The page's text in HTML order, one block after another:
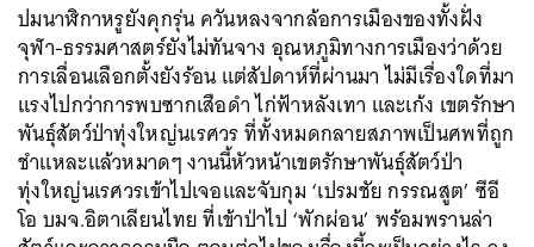
ปมนาฬิกาหรูยังคุกรุ่น ควันหลงจากล้อการเมืองของทั้งฝั่ง
จุฬา-ธรรมศาสตร์ยังไม่ทันจาง อุณหภูมิทางการเมืองว่าด้วย
การเลื่อนเลือกตั้งยังร้อน แต่สัปดาห์ที่ผ่านมา ไม่มีเรื่องใดที่มา
แรงไปกว่าการพบซากเสือดำ ไก่ฟ้าหลังเทา และเก้ง เขตรักษา
พันธุ์สัตว์ป่าทุ่งใหญ่นเรศวร ที่ทั้งหมดกลายสภาพเป็นศพที่ถูก
ชำแหละแล้วหมาดๆ งานนี้หัวหน้าเขตรักษาพันธุ์สัตว์ป่า
ทุ่งใหญ่นเรศวรเข้าไปเจอและจับกุม ‘เปรมชัย กรรณสูต’ ซีอี
โอ บมจ.อิตาเลียนไทย ที่เข้าป่าไป ‘พักผ่อน’ พร้อมพรานล่า